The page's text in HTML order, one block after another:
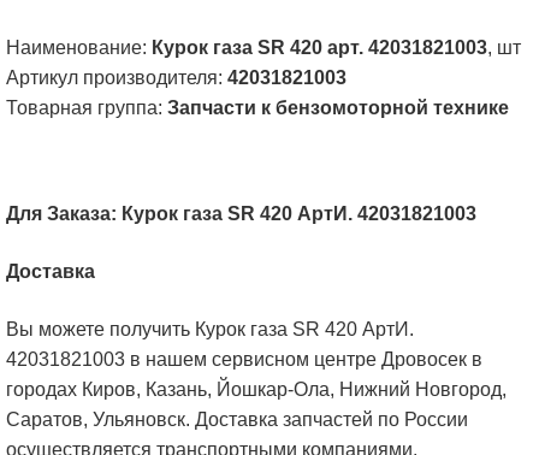
Наименование: Курок газа SR 420 арт. 42031821003, шт
Артикул производителя: 42031821003
Товарная группа: Запчасти к бензомоторной технике
Для Заказа: Курок газа SR 420 АртИ. 42031821003
Доставка
Вы можете получить Курок газа SR 420 АртИ.
42031821003 в нашем сервисном центре Дровосек в
городах Киров, Казань, Йошкар-Ола, Нижний Новгород,
Саратов, Ульяновск. Доставка запчастей по России
осуществляется транспортными компаниями.